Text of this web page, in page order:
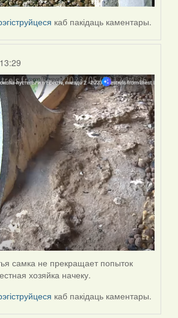
каб пакідаць каментары.
самка не прекращает попыток
хозяйка начеку.
каб пакідаць каментары.